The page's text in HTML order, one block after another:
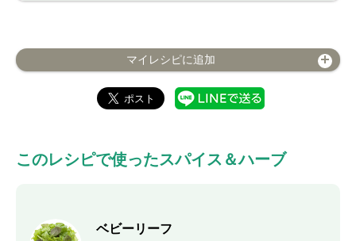
マイレシピに追加
このレシピで使ったスパイス＆ハーブ
ベビーリーフ